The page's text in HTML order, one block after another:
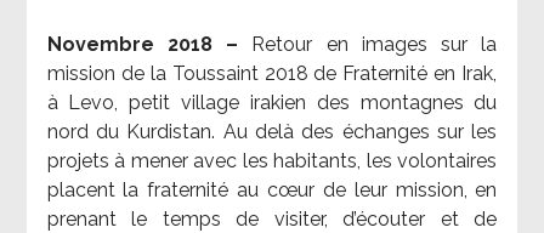
Novembre 2018 –
Retour en images sur la
mission de la Toussaint 2018 de Fraternité en Irak,
à Levo, petit village irakien des montagnes du
nord du Kurdistan. Au delà des échanges sur les
projets à mener avec les habitants, les volontaires
placent la fraternité au cœur de leur mission, en
prenant le temps de visiter, d’écouter et de